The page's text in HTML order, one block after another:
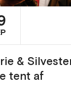
&
tent af